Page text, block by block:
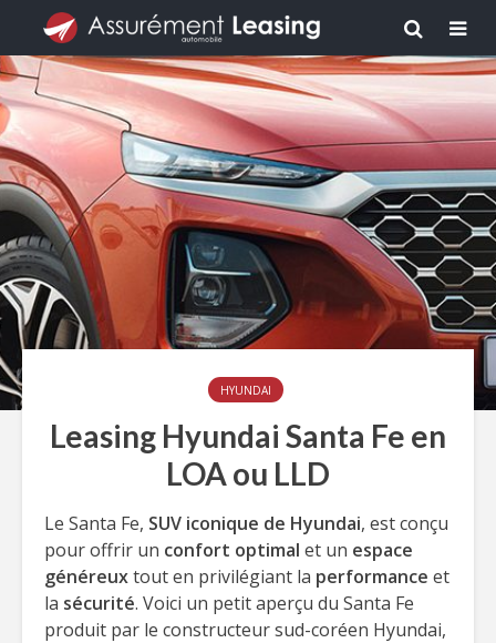
HYUNDAI
Leasing Hyundai Santa Fe en
LOA ou LLD
Le Santa Fe, SUV iconique de Hyundai, est conçu
pour offrir un confort optimal et un espace
généreuxtout en privilégiant la performance et
la sécurité. Voici un petit aperçu du Santa Fe
produit par le constructeur sud-coréen Hyundai,